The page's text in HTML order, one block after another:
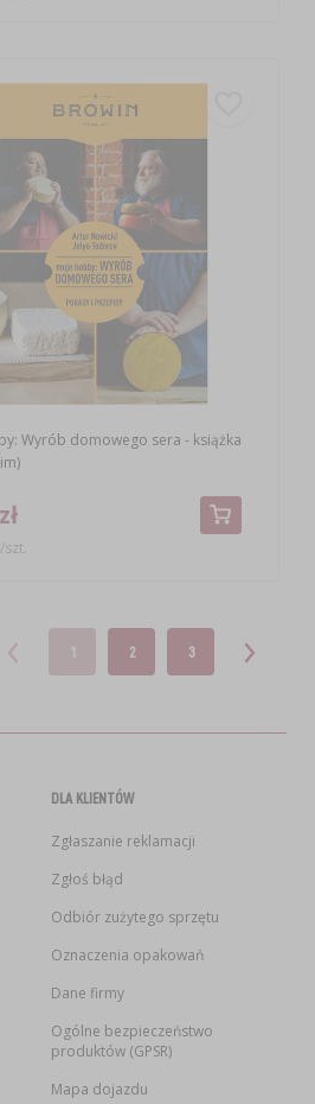
Wyrób domowego sera - książka
szt.
1 2 3
DLA KLIENTÓW
Zgłaszanie reklamacji
Zgłoś błąd
Odbiór zużytego sprzętu
Oznaczenia opakowań
Dane firmy
Ogólne bezpieczeństwo
produktów (GPSR)
Mapa dojazdu